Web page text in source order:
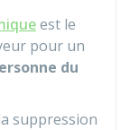
est le
pour un
du
suppression